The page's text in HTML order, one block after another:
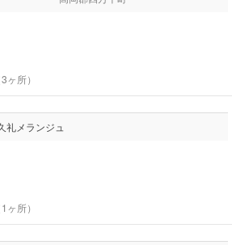
3ヶ所）
洞 、 横倉山・佐川 、 久礼メランジュ
1ヶ所）